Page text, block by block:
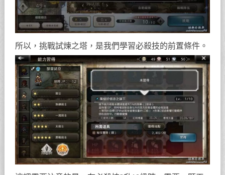
所以，挑戰試煉之塔，是我們學習必殺技的前置條件。